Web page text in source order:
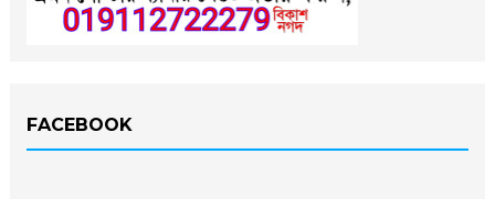
FACEBOOK